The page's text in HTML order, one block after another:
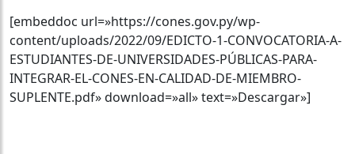
[embeddoc url=»https://cones.gov.py/wp-
content/uploads/2022/09/EDICTO-1-CONVOCATORIA-A-
ESTUDIANTES-DE-UNIVERSIDADES-PÚBLICAS-PARA-
INTEGRAR-EL-CONES-EN-CALIDAD-DE-MIEMBRO-
SUPLENTE.pdf» download=»all» text=»Descargar»]